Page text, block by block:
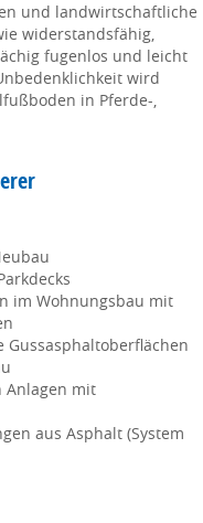
und landwirtschaftliche
widerstandsfähig,
fugenlos und leicht
wird
in Pferde-,
im Wohnungsbau mit
Anlagen mit
aus Asphalt (System